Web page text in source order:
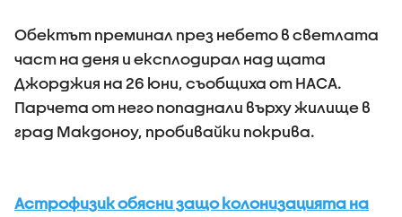
Обектът преминал през небето в светлата
част на деня и експлодирал над щата
Джорджия на 26 юни, съобщиха от НАСА.
Парчета от него попаднали върху жилище в
град Макдоноу, пробивайки покрива.
Астрофизик обясни защо колонизацията на